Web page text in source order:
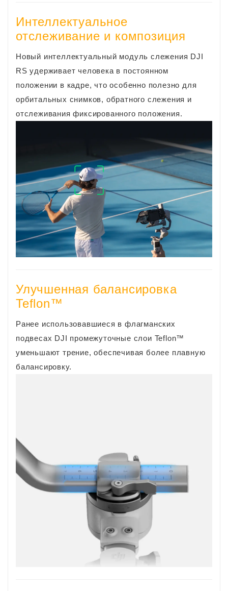
Интеллектуальное
отслеживание и композиция
Новый интеллектуальный модуль слежения DJI
RS удерживает человека в постоянном
положении в кадре, что особенно полезно для
орбитальных снимков, обратного слежения и
отслеживания фиксированного положения.
Улучшенная балансировка
Teflon™
Ранее использовавшиеся в флагманских
подвесах DJI промежуточные слои Teflon™
уменьшают трение, обеспечивая более плавную
балансировку.